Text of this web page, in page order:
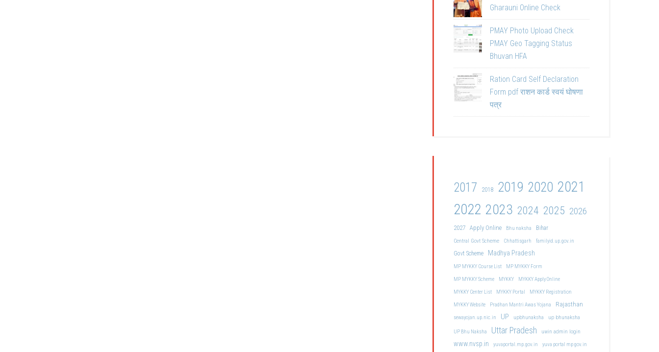
Gharauni Online Check
PMAY Photo Upload Check
PMAY Geo Tagging Status
Bhuvan HFA
Ration Card Self Declaration
Form pdf राशन कार्ड स्वयं घोषणा
पत्र
2017 2018 2019 2020 2021
2022 2023 2024 2025 2026
2027 Apply Online Bhu naksha
Bihar
Central Govt Scheme
Chhattisgarh familyid.up.gov.in
Govt Scheme Madhya Pradesh
MP MYKKY Course List
MP MYKKY Form
MP MYKKY Scheme
MYKKY
MYKKY Apply Online
MYKKY Center List
MYKKY Portal
MYKKY Registration
MYKKY Website
Pradhan Mantri Awas Yojana Rajasthan
sewayojan.up.nic.in UP upbhunaksha up bhunaksha
UP Bhu Naksha Uttar Pradesh uwin admin login
www.nvsp.in yuvaportal.mp.gov.in
yuva portal mp gov.in